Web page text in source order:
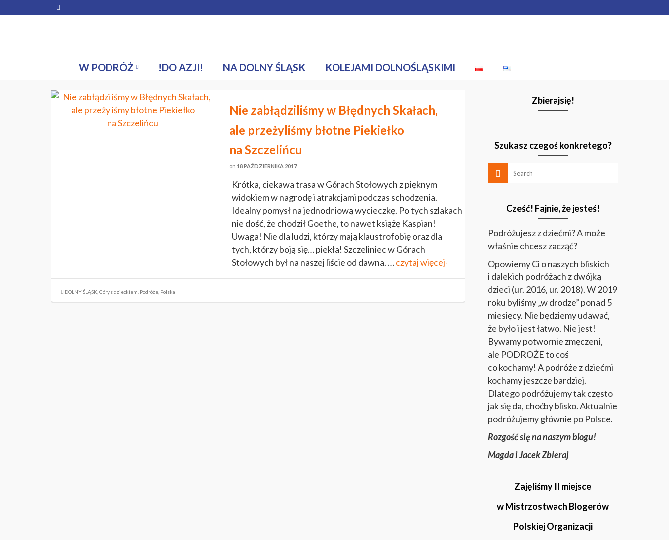
W PODRÓŻ !DO AZJI! NA DOLNY ŚLĄSK KOLEJAMI DOLNOŚLĄSKIMI
Nie zabłądziliśmy w Błędnych Skałach,
ale przeżyliśmy błotne Piekiełko
na Szczelińcu
on18 PAŹDZIERNIKA 2017
Krótka, ciekawa trasa w Górach Stołowych z pięknym
widokiem w nagrodę i atrakcjami podczas schodzenia.
Idealny pomysł na jednodniową wycieczkę. Po tych szlakach
nie dość, że chodził Goethe, to nawet książę Kaspian!
Uwaga! Nie dla ludzi, którzy mają klaustrofobię oraz dla
tych, którzy boją się… piekła! Szczeliniec w Górach
Stołowych był na naszej liście od dawna. …czytaj więcej-
DOLNY ŚLĄSK Góry z dzieckiem Podróże Polska
Zbierajsię!
Szukasz czegoś konkretego?
Cześć! Fajnie, że jesteś!
Podróżujesz z dziećmi? A może
właśnie chcesz zacząć?
Opowiemy Ci o naszych bliskich
i dalekich podróżach z dwójką
dzieci (ur. 2016, ur. 2018). W 2019
roku byliśmy „w drodze” ponad 5
miesięcy. Nie będziemy udawać,
że było i jest łatwo. Nie jest!
Bywamy potwornie zmęczeni,
ale PODROŻE to coś
co kochamy! A podróże z dziećmi
kochamy jeszcze bardziej.
Dlatego podróżujemy tak często
jak się da, choćby blisko. Aktualnie
podróżujemy głównie po Polsce.
Rozgość się na naszym blogu!
Magda i Jacek Zbieraj
Zajęliśmy II miejsce
w Mistrzostwach Blogerów
Polskiej Organizacji